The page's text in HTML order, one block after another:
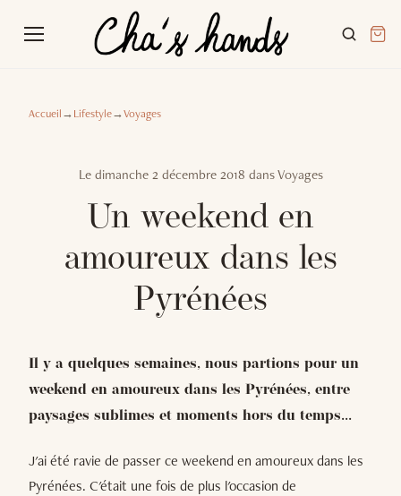
Accueil→Lifestyle→Voyages
Le dimanche 2 décembre 2018 dansVoyages
Un weekend en
amoureux dans les
Pyrénées
Il y a quelques semaines, nous partions pour un
weekend en amoureux dans les Pyrénées, entre
paysages sublimes et moments hors du temps...
J'ai été ravie de passer ce weekend en amoureux dans les
Pyrénées. C'était une fois de plus l'occasion de